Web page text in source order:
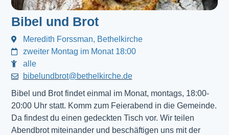
Bibel und Brot
Meredith Forssman, Bethelkirche
zweiter Montag im Monat 18:00
alle
bibelundbrot@bethelkirche.de
Bibel und Brot findet einmal im Monat, montags, 18:00-
20:00 Uhr statt. Komm zum Feierabend in die Gemeinde.
Da findest du einen gedeckten Tisch vor. Wir teilen
Abendbrot miteinander und beschäftigen uns mit der